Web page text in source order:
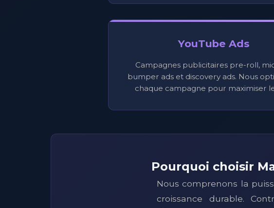
YouTube Ads
Campagnes publicitaires pre-roll,
bumper ads et discovery ads. Nous
chaque campagne pour maximiser
Pourquoi choisir
Nous comprenons la
croissance durable.